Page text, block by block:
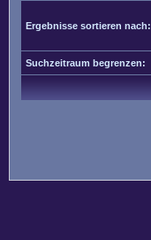
Ergebnisse sortieren nach:
Suchzeitraum begrenzen: